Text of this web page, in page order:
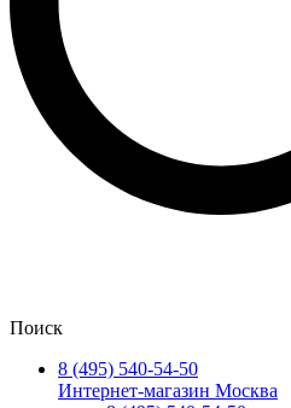
Поиск
8 (495) 540-54-50
Интернет-магазин Москва